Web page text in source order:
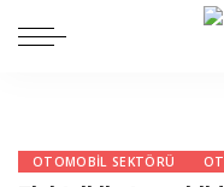
OTOMOBIL SEKTÖRÜ